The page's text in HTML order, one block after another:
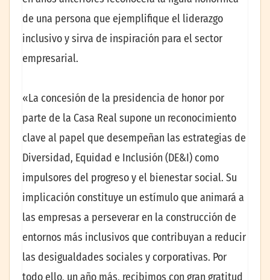
de una persona que ejemplifique el liderazgo
inclusivo y sirva de inspiración para el sector
empresarial.
«La concesión de la presidencia de honor por
parte de la Casa Real supone un reconocimiento
clave al papel que desempeñan las estrategias de
Diversidad, Equidad e Inclusión (DE&I) como
impulsores del progreso y el bienestar social. Su
implicación constituye un estímulo que animará a
las empresas a perseverar en la construcción de
entornos más inclusivos que contribuyan a reducir
las desigualdades sociales y corporativas. Por
todo ello, un año más, recibimos con gran gratitud